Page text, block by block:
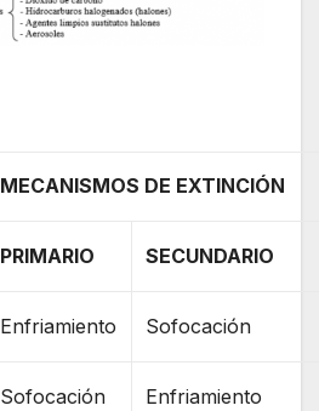
MECANISMOS DE EXTINCIÓN
PRIMARIO SECUNDARIO
Enfriamiento Sofocación
Sofocación Enfriamiento